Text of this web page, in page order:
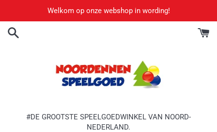
content
Welkom op onze webshop in wording!
#DE GROOTSTE SPEELGOEDWINKEL VAN NOORD-
NEDERLAND.